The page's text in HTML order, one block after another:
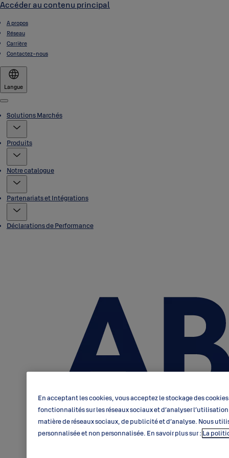
Accéder au contenu principal
A propos
Réseau
Carrière
Contactez-nous
Langue
Menu
Solutions Marchés
Produits
Notre catalogue
Partenariats et Intégrations
Déclarations de Performance
En acceptant les cookies, vous acceptez le stockage des
fonctionnalités sur les réseaux sociaux et d’analyser
matière de réseaux sociaux, de publicité et d’analyse. Nous
personnalisée et non personnalisée. En savoir plus sur : La